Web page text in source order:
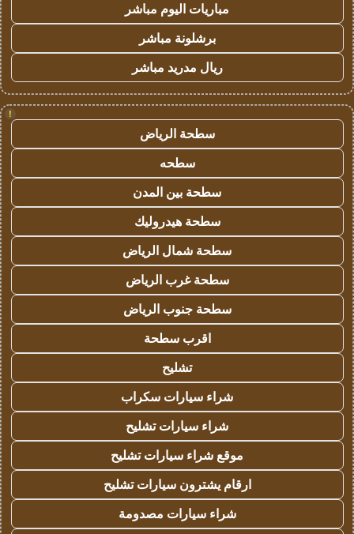
مباريات اليوم مباشر
برشلونة مباشر
ريال مدريد مباشر
!
سطحة الرياض
سطحه
سطحة بين المدن
سطحة هيدروليك
سطحة شمال الرياض
سطحة غرب الرياض
سطحة جنوب الرياض
اقرب سطحة
تشليح
شراء سيارات سكراب
شراء سيارات تشليح
موقع شراء سيارات تشليح
ارقام يشترون سيارات تشليح
شراء سيارات مصدومة